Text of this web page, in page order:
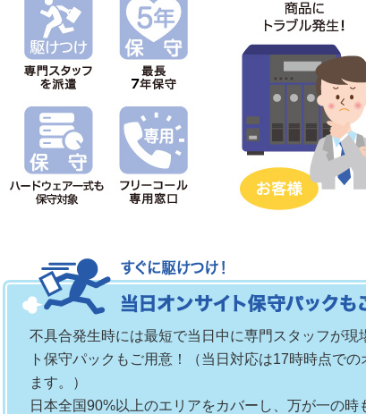
不具合発生時には最短で当日中に専門スタッフが現
ト保守パックもご用意！（当日対応は17時時点で
ます。）
日本全国90%以上のエリアをカバーし、万が一の時